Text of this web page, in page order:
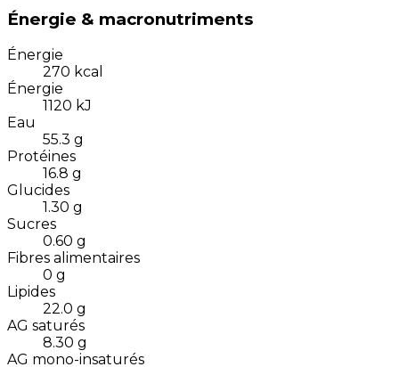
Énergie & macronutriments
Énergie
270 kcal
Énergie
1120 kJ
Eau
55.3 g
Protéines
16.8 g
Glucides
1.30 g
Sucres
0.60 g
Fibres alimentaires
0 g
Lipides
22.0 g
AG saturés
8.30 g
AG mono-insaturés